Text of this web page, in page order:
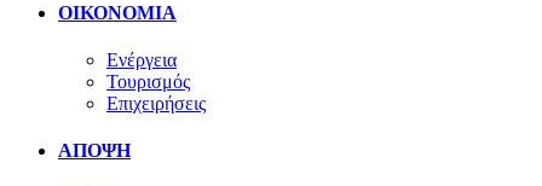
ΟΙΚΟΝΟΜΙΑ
Ενέργεια
Τουρισμός
Επιχειρήσεις
ΑΠΟΨΗ